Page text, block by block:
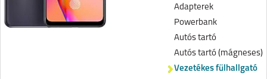
Adapterek
Powerbank
Autós tartó
Autós tartó (mágneses)
Vezetékes fülhallgató